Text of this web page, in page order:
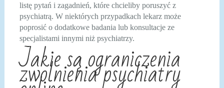
listę pytań i zagadnień, które chcieliby poruszyć z
psychiatrą. W niektórych przypadkach lekarz może
poprosić o dodatkowe badania lub konsultacje ze
specjalistami innymi niż psychiatrzy.
Jakie są ograniczenia
zwolnienia psychiatry